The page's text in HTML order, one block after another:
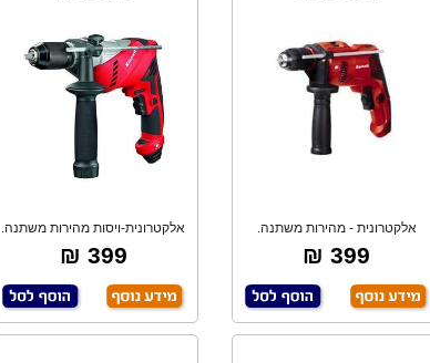
אלקטרונית - מהירות משתנה.
תפסנית 10 מ"מ.
399 ₪
אלקטרונית-ויסות מהירות משתנה.
שמאל/ימין.
399 ₪